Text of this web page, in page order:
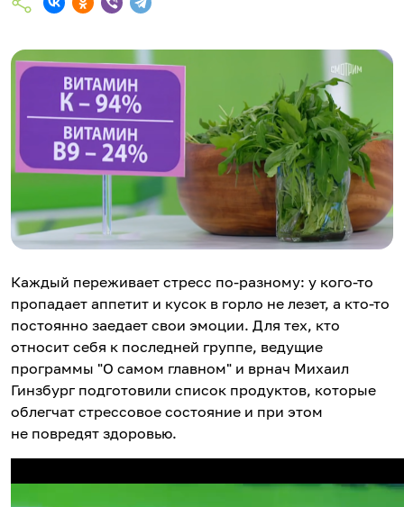
Каждый переживает стресс по-разному: у кого-то
пропадает аппетит и кусок в горло не лезет, а кто-то
постоянно заедает свои эмоции. Для тех, кто
относит себя к последней группе, ведущие
программы "О самом главном" и врнач Михаил
Гинзбург подготовили список продуктов, которые
облегчат стрессовое состояние и при этом
не повредят здоровью.